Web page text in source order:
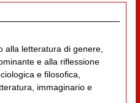
alla letteratura di genere,
e alla riflessione
e filosofica,
immaginario e